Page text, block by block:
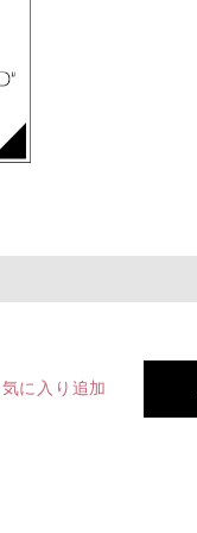
に入り追加